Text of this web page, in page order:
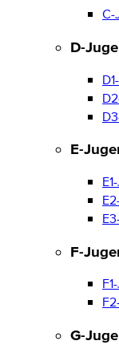
C-
D-
E-
F-
G-